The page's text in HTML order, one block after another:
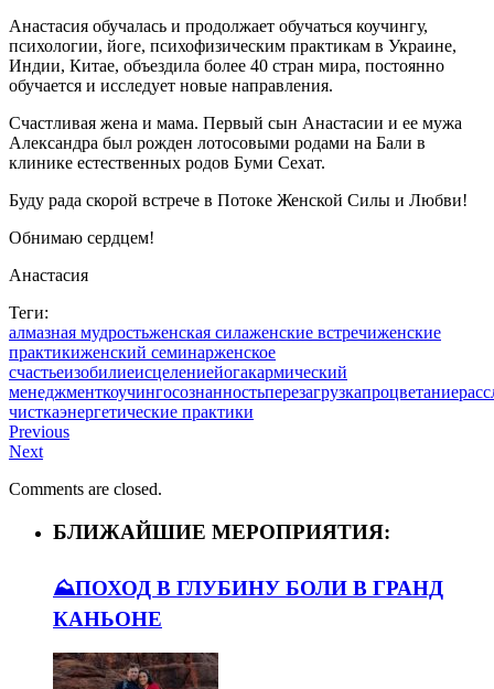
Анастасия обучалась и продолжает обучаться коучингу,
психологии, йоге, психофизическим практикам в Украине,
Индии, Китае, объездила более 40 стран мира, постоянно
обучается и исследует новые направления.
Счастливая жена и мама. Первый сын Анастасии и ее мужа
Александра был рожден лотосовыми родами на Бали в
клинике естественных родов Буми Сехат.
Буду рада скорой встрече в Потоке Женской Силы и Любви!
Обнимаю сердцем!
Анастасия
Теги:
алмазная мудростьженская силаженские встречиженские
практикиженский семинарженское
счастьеизобилиеисцелениейогакармический
менеджменткоучингосознанностьперезагрузкапроцветание
чисткаэнергетические практики
Previous
Next
Comments are closed.
БЛИЖАЙШИЕ МЕРОПРИЯТИЯ:
⛰️ПОХОД В ГЛУБИНУ БОЛИ В ГРАНД
КАНЬОНЕ